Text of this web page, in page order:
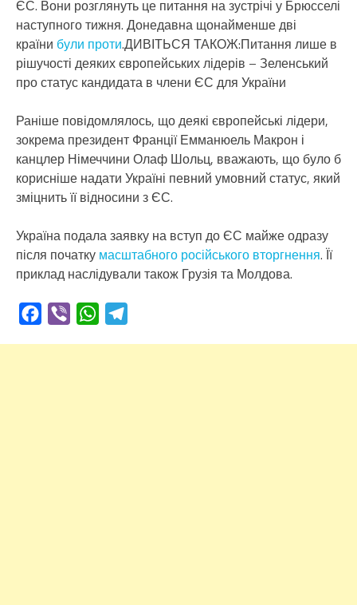
ЄС. Вони розглянуть це питання на зустрічі у Брюсселі
наступного тижня. Донедавна щонайменше дві
країни були проти.ДИВІТЬСЯ ТАКОЖ:Питання лише в
рішучості деяких європейських лідерів – Зеленський
про статус кандидата в члени ЄС для України
Раніше повідомлялось, що деякі європейські лідери,
зокрема президент Франції Емманюель Макрон і
канцлер Німеччини Олаф Шольц, вважають, що було б
корисніше надати Україні певний умовний статус, який
зміцнить її відносини з ЄС.
Україна подала заявку на вступ до ЄС майже одразу
після початку масштабного російського вторгнення. Її
приклад наслідували також Грузія та Молдова.
Facebook
Viber WhatsApp